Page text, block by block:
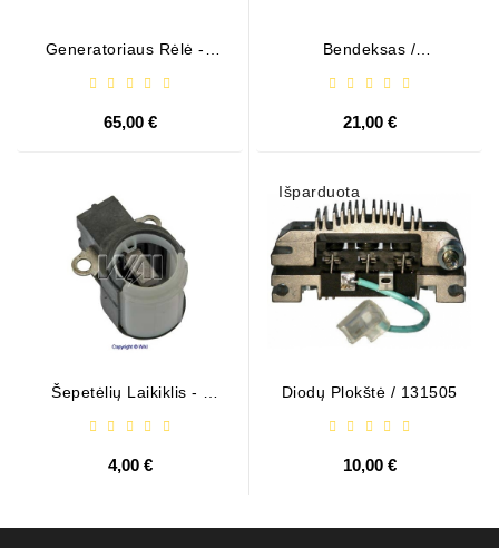
Generatoriaus Rėlė - /
65,00 €
Šepetėlių Laikiklis - /
4,00 €
Bendeksas /
21,00 €
Išparduota
Diodų Plokštė / 131505
10,00 €